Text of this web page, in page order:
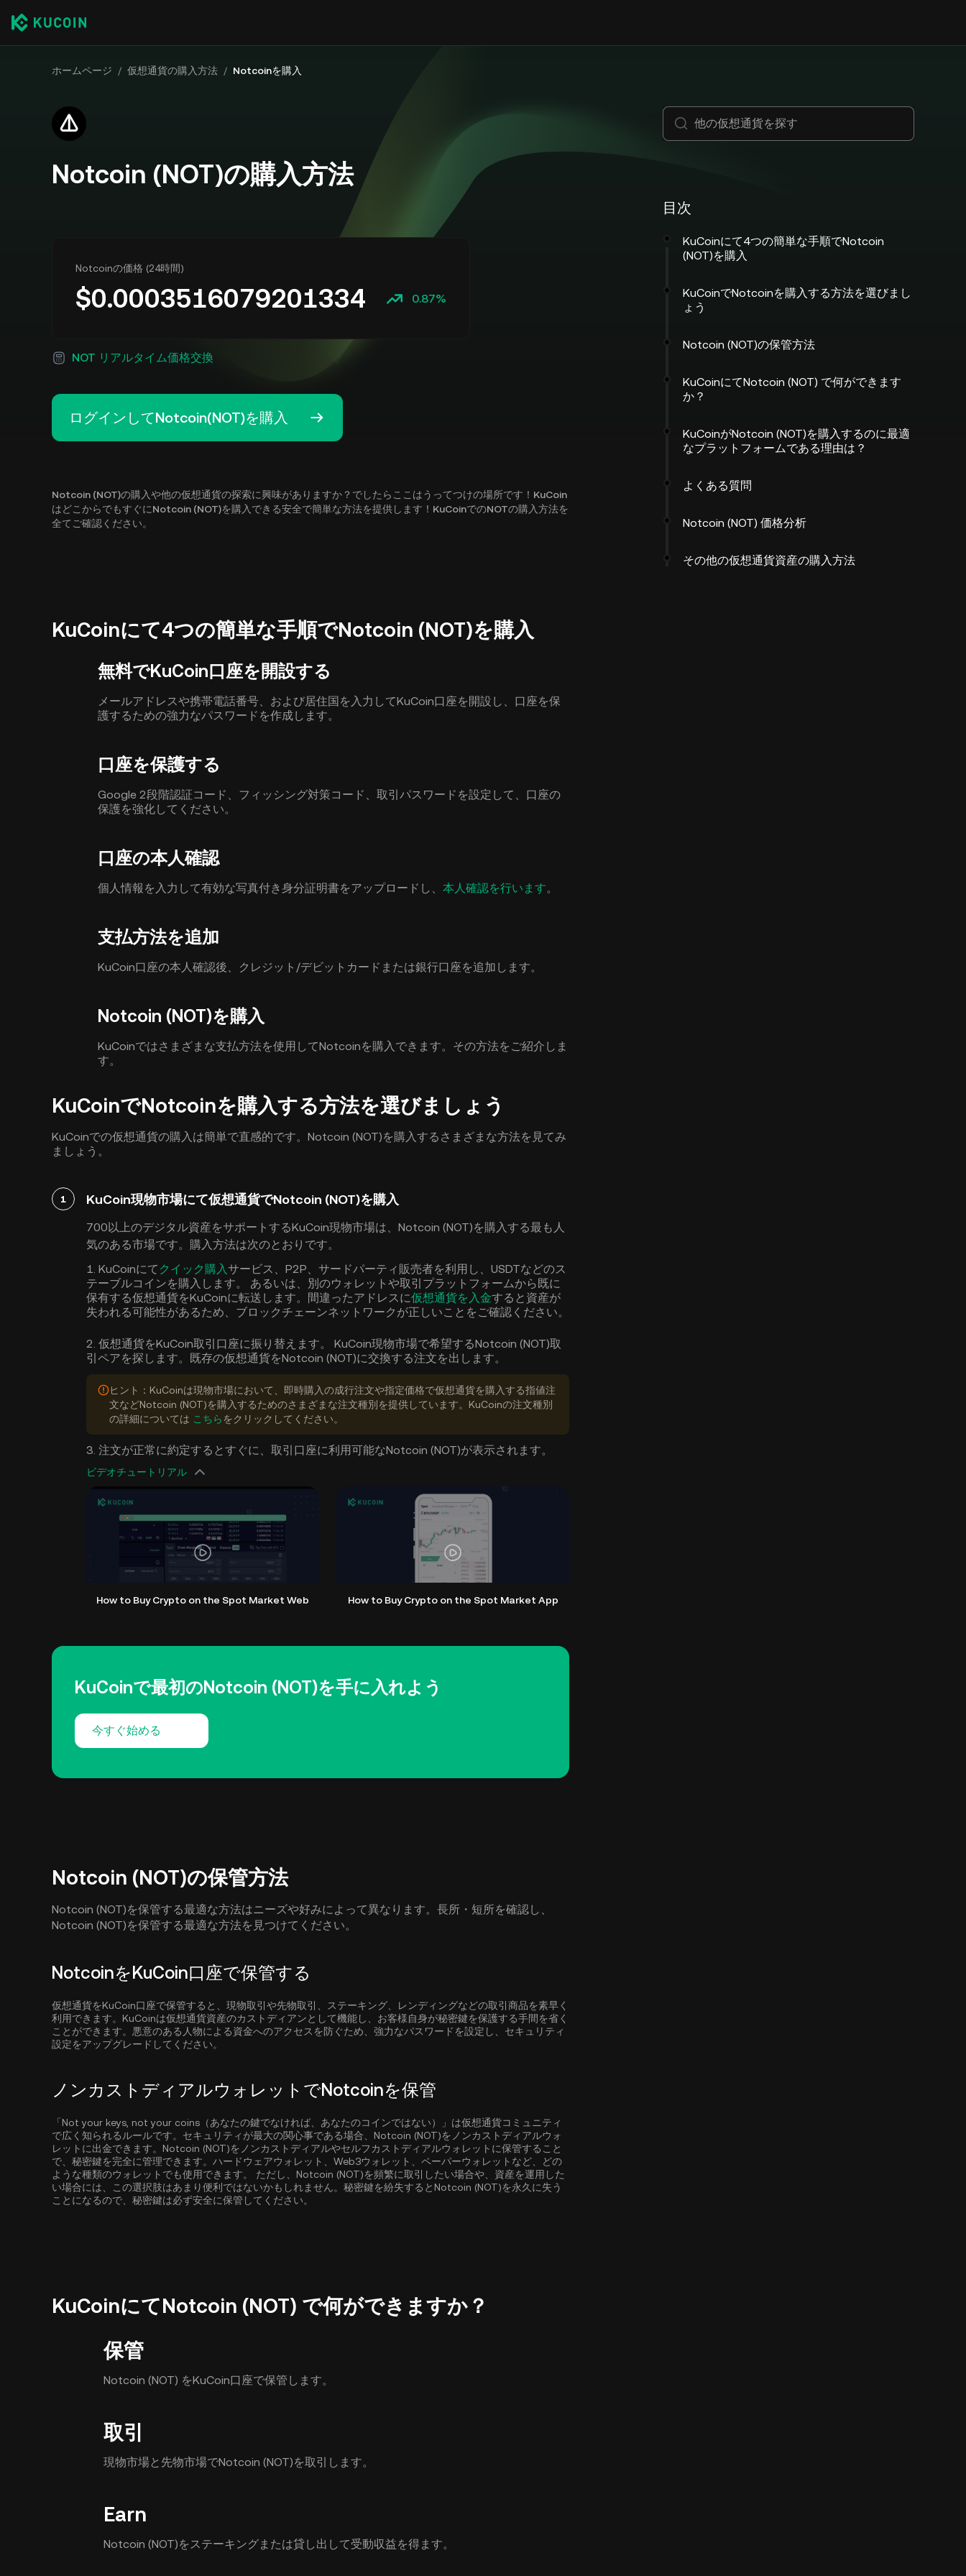
ホームページ / 仮想通貨の購入方法 / Notcoinを購入
Notcoin (NOT)の購入方法
Notcoinの価格 (24時間)
$0.0003516079201334 0.87%
NOT リアルタイム価格交換
ログインしてNotcoin(NOT)を購入
Notcoin (NOT)の購入や他の仮想通貨の探索に興味がありますか？でしたらここはうってつけの場所です！KuCoin
はどこからでもすぐにNotcoin (NOT)を購入できる安全で簡単な方法を提供します！KuCoinでのNOTの購入方法を
全てご確認ください。
KuCoinにて4つの簡単な手順でNotcoin (NOT)を購入
無料でKuCoin口座を開設する
メールアドレスや携帯電話番号、および居住国を入力してKuCoin口座を開設し、口座を保
護するための強力なパスワードを作成します。
口座を保護する
Google 2段階認証コード、フィッシング対策コード、取引パスワードを設定して、口座の
保護を強化してください。
口座の本人確認
個人情報を入力して有効な写真付き身分証明書をアップロードし、 本人確認を行います。
支払方法を追加
KuCoin口座の本人確認後、クレジット/デビットカードまたは銀行口座を追加します。
Notcoin (NOT)を購入
KuCoinではさまざまな支払方法を使用してNotcoinを購入できます。その方法をご紹介しま
す。
KuCoinでNotcoinを購入する方法を選びましょう
KuCoinでの仮想通貨の購入は簡単で直感的です。Notcoin (NOT)を購入するさまざまな方法を見てみ
ましょう。
1 KuCoin現物市場にて仮想通貨でNotcoin (NOT)を購入
700以上のデジタル資産をサポートするKuCoin現物市場は、Notcoin (NOT)を購入する最も人
気のある市場です。購入方法は次のとおりです。
1. KuCoinにて クイック購入サービス、P2P、サードパーティ販売者を利用し、USDTなどのス
テーブルコインを購入します。 あるいは、別のウォレットや取引プラットフォームから既に
保有する仮想通貨をKuCoinに転送します。間違ったアドレスに仮想通貨を入金すると資産が
失われる可能性があるため、ブロックチェーンネットワークが正しいことをご確認ください。
2. 仮想通貨をKuCoin取引口座に振り替えます。 KuCoin現物市場で希望するNotcoin (NOT)取
引ペアを探します。既存の仮想通貨をNotcoin (NOT)に交換する注文を出します。
ヒント：KuCoinは現物市場において、即時購入の成行注文や指定価格で仮想通貨を購入する指値注
文などNotcoin (NOT)を購入するためのさまざまな注文種別を提供しています。KuCoinの注文種別
の詳細については こちらをクリックしてください。
3. 注文が正常に約定するとすぐに、取引口座に利用可能なNotcoin (NOT)が表示されます。
ビデオチュートリアル
How to Buy Crypto on the Spot Market Web How to Buy Crypto on the Spot Market App
KuCoinで最初のNotcoin (NOT)を手に入れよう
今すぐ始める
Notcoin (NOT)の保管方法
Notcoin (NOT)を保管する最適な方法はニーズや好みによって異なります。長所・短所を確認し、
Notcoin (NOT)を保管する最適な方法を見つけてください。
NotcoinをKuCoin口座で保管する
仮想通貨をKuCoin口座で保管すると、現物取引や先物取引、ステーキング、レンディングなどの取引商品を素早く
利用できます。KuCoinは仮想通貨資産のカストディアンとして機能し、お客様自身が秘密鍵を保護する手間を省く
ことができます。悪意のある人物による資金へのアクセスを防ぐため、強力なパスワードを設定し、セキュリティ
設定をアップグレードしてください。
ノンカストディアルウォレットでNotcoinを保管
「Not your keys, not your coins（あなたの鍵でなければ、あなたのコインではない）」は仮想通貨コミュニティ
で広く知られるルールです。セキュリティが最大の関心事である場合、Notcoin (NOT)をノンカストディアルウォ
レットに出金できます。Notcoin (NOT)をノンカストディアルやセルフカストディアルウォレットに保管すること
で、秘密鍵を完全に管理できます。ハードウェアウォレット、Web3ウォレット、ペーパーウォレットなど、どの
ような種類のウォレットでも使用できます。 ただし、Notcoin (NOT)を頻繁に取引したい場合や、資産を運用した
い場合には、この選択肢はあまり便利ではないかもしれません。秘密鍵を紛失するとNotcoin (NOT)を永久に失う
ことになるので、秘密鍵は必ず安全に保管してください。
KuCoinにてNotcoin (NOT) で何ができますか？
保管
Notcoin (NOT) をKuCoin口座で保管します。
取引
現物市場と先物市場でNotcoin (NOT)を取引します。
Earn
Notcoin (NOT)をステーキングまたは貸し出して受動収益を得ます。
目次
KuCoinにて4つの簡単な手順でNotcoin
(NOT)を購入
KuCoinでNotcoinを購入する方法を選びまし
ょう
Notcoin (NOT)の保管方法
KuCoinにてNotcoin (NOT) で何ができます
か？
KuCoinがNotcoin (NOT)を購入するのに最適
なプラットフォームである理由は？
よくある質問
Notcoin (NOT) 価格分析
その他の仮想通貨資産の購入方法